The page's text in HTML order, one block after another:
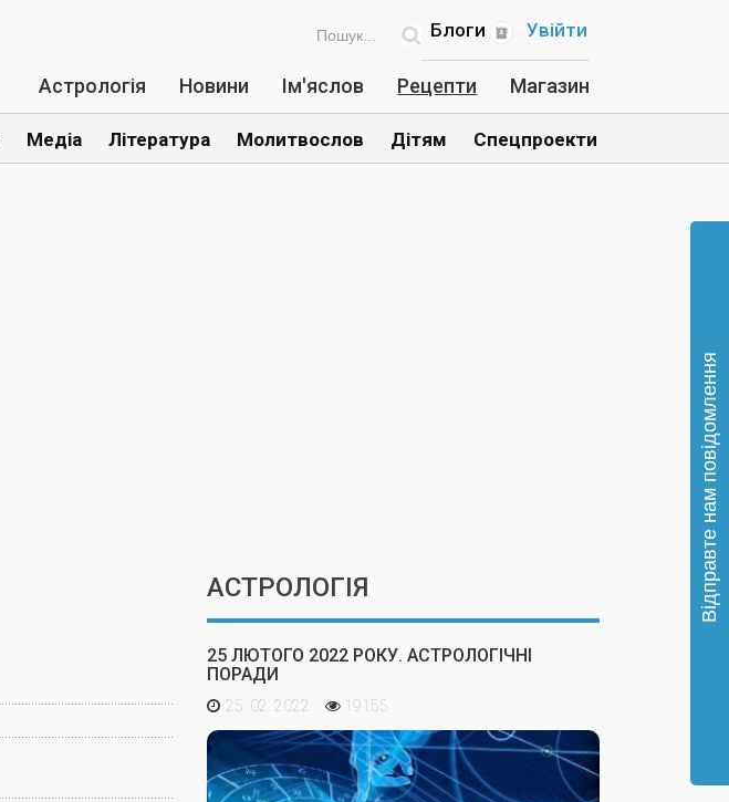
Увійти
Блоги
Астрологія Новини Ім'яслов Рецепти Магазин
Медіа Література Молитвослов Дітям Спецпроекти
АСТРОЛОГІЯ
25 ЛЮТОГО 2022 РОКУ. АСТРОЛОГІЧНІ
ПОРАДИ
25. 02. 2022 19155
Відправте нам повідомлення